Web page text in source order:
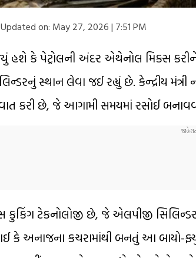
Updated on: May 27, 2026 | 7:51 PM
હશે કે પેટ્રોલની અંદર એથેનોલ મિક્સ
સ્થાન લેવા જઈ રહ્યું છે. કેન્દ્રીય
કરી છે, જે આગામી સમયમાં રસોઈ
ટેકનોલોજી છે, જે એલપીજી
કે અનાજના કચરામાંથી બનતું આ